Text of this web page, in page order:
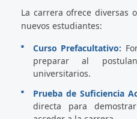
La carrera ofrece diversas
nuevos estudiantes:
Curso Prefacultativo:
preparar al
universitarios.
Prueba de Suficiencia
directa para